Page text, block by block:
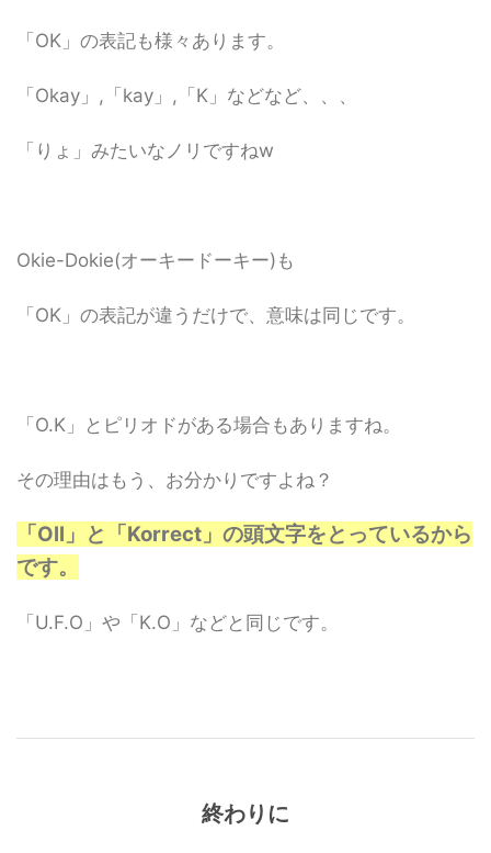
「OK」の表記も様々あります。
「Okay」,「kay」,「K」などなど、、、
「りょ」みたいなノリですねw
Okie-Dokie(オーキードーキー)も
「OK」の表記が違うだけで、意味は同じです。
「O.K」とピリオドがある場合もありますね。
その理由はもう、お分かりですよね？
「Oll」と「Korrect」の頭文字をとっているから
です。
「U.F.O」や「K.O」などと同じです。
終わりに